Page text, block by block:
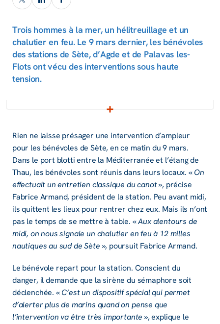
Trois hommes à la mer, un hélitreuillage et un
chalutier en feu. Le 9 mars dernier, les bénévoles
des stations de Sète, d’Agde et de Palavas les-
Flots ont vécu des interventions sous haute
tension.
Rien ne laisse présager une intervention d’ampleur
pour les bénévoles de Sète, en ce matin du 9 mars.
Dans le port blotti entre la Méditerranée et l’étang de
Thau, les bénévoles sont réunis dans leurs locaux. « On
effectuait un entretien classique du canot», précise
Fabrice Armand, président de la station. Peu avant midi,
ils quittent les lieux pour rentrer chez eux. Mais ils n’ont
pas le temps de se mettre à table. «Aux alentours de
midi, on nous signale un chalutier en feu à 12 milles
nautiques au sud de Sète », poursuit Fabrice Armand.
Le bénévole repart pour la station. Conscient du
danger, il demande que la sirène du sémaphore soit
déclenchée. « C’est un dispositif spécial qui permet
d’alerter plus de marins quand on pense que
l’intervention va être très importante », explique le